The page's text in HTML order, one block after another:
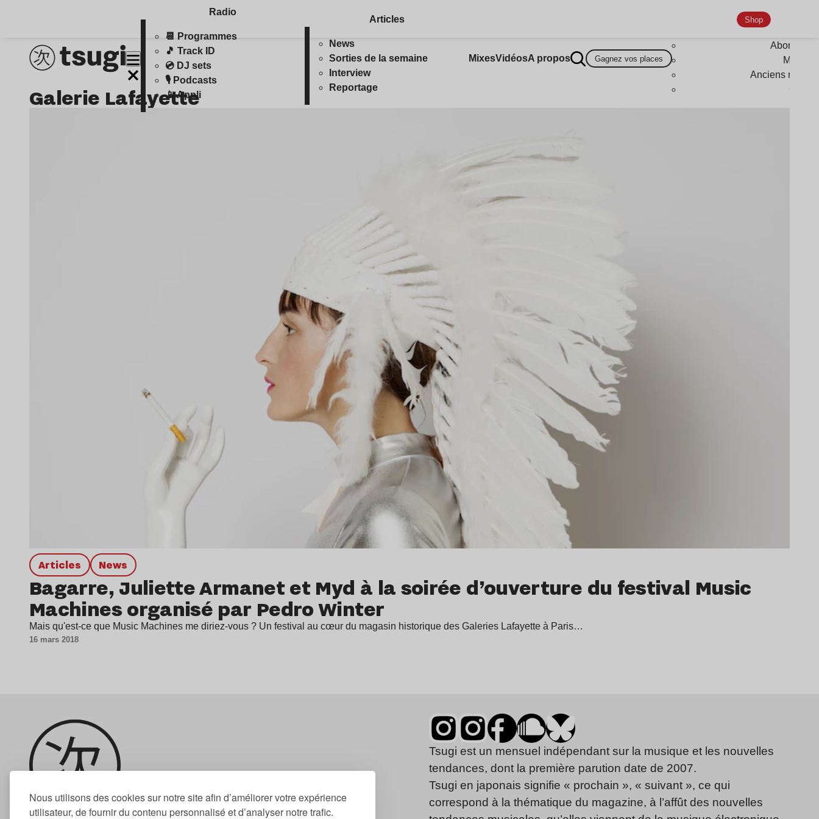
Nous utilisons des cookies sur notre site afin d’améliorer votre expérience
utilisateur, de fournir du contenu personnalisé et d’analyser notre trafic.
Radio
📆 Programmes
🎵 Track ID
💿 DJ sets
🎙️ Podcasts
📱 Appli
Articles
News
Sorties de la semaine
Interview
Reportage
MixesVidéosA propos Gagnez vos places
Shop
Anciens
Galerie Lafayette
Articles news
Bagarre, Juliette Armanet et Myd à la soirée d’ouverture du festival Music
Machines organisé par Pedro Winter
Mais qu'est-ce que Music Machines me diriez-vous ? Un festival au cœur du magasin historique des Galeries Lafayette à Paris…
16 mars 2018
Tsugi est un mensuel indépendant sur la musique et les nouvelles
tendances, dont la première parution date de 2007.
Tsugi en japonais signifie « prochain », « suivant », ce qui
correspond à la thématique du magazine, à l’affût des nouvelles